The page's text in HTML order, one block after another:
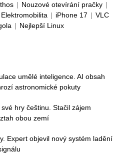
| Nouzové otevírání pračky |
Elektromobilita | iPhone 17 | VLC
| Nejlepší Linux
umělé inteligence. AI obsah
astronomické pokuty
hry češtinu. Stačil zájem
obou zemí
Expert objevil nový systém ladění